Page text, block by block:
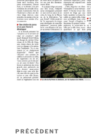
Navigation
Article
PRÉCÉDENT